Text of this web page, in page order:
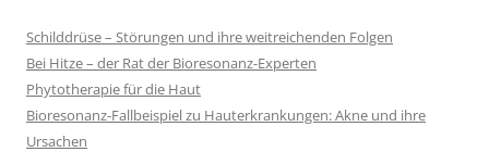
Schilddrüse – Störungen und ihre weitreichenden Folgen
Bei Hitze – der Rat der Bioresonanz-Experten
Phytotherapie für die Haut
Bioresonanz-Fallbeispiel zu Hauterkrankungen: Akne und ihre
Ursachen